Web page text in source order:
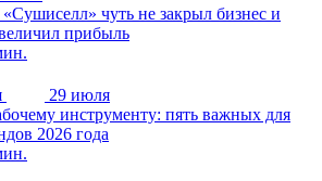
чуть не закрыл бизнес и
прибыль
29 июля
инструменту: пять важных для
2026 года